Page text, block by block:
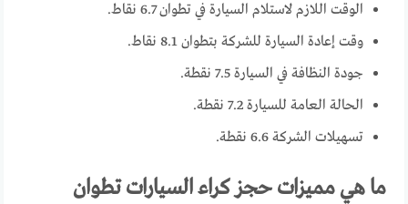
الوقت اللازم لاستلام السيارة في تطوان 6.7 نقاط.
وقت إعادة السيارة للشركة بتطوان 8.1 نقاط.
جودة النظافة في السيارة 7.5 نقطة.
الحالة العامة للسيارة 7.2 نقطة.
تسهيلات الشركة 6.6 نقطة.
ما هي مميزات حجز كراء السيارات تطوان